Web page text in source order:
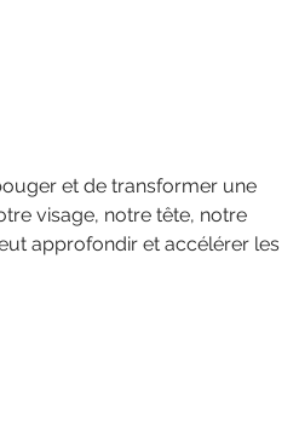
et de transformer une
visage, notre tête, notre
approfondir et accélérer les